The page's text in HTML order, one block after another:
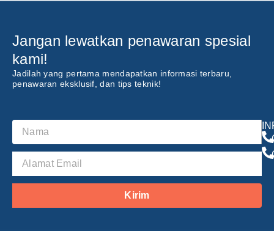
alat-alat teknik nomor satu di
Indonesia. Dadang Kusnandar,
Jangan lewatkan penawaran spesial
kami!
Jadilah yang pertama mendapatkan informasi terbaru,
penawaran eksklusif, dan tips teknik!
Kirim